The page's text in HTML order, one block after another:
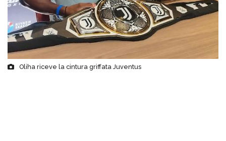
Oliha riceve la cintura griffata Juventus